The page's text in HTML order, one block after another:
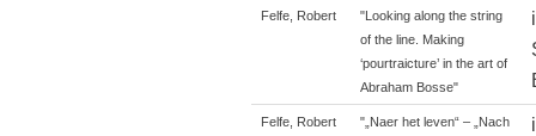
Felfe, Robert
"Looking along the string
of the line. Making
‘pourtraicture’ in the art of
Abraham Bosse"
Felfe, Robert
"„Naer het leven“ – „Nach